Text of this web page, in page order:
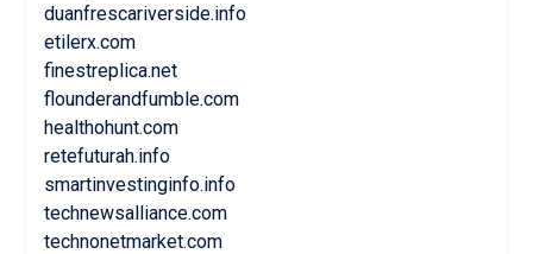
duanfrescariverside.info
etilerx.com
finestreplica.net
flounderandfumble.com
healthohunt.com
retefuturah.info
smartinvestinginfo.info
technewsalliance.com
technonetmarket.com